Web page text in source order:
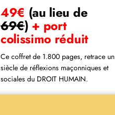
49€ (au lieu de
69€) + port
colissimo réduit
Ce coffret de 1.800 pages, retrace un
siècle de réflexions maçonniques et
sociales du DROIT HUMAIN.